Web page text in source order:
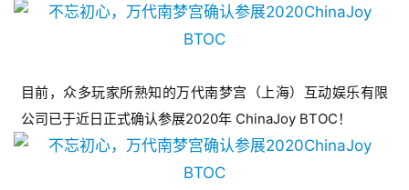
目前，众多玩家所熟知的万代南梦宫（上海）互动娱乐有限
公司已于近日正式确认参展2020年 ChinaJoy BTOC！